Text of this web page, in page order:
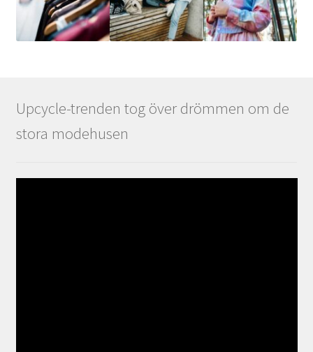
Upcycle-trenden tog över drömmen om de
stora modehusen